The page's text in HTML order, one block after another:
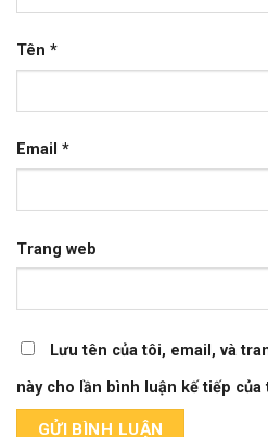
Tên *
Email *
Trang web
Lưu tên của tôi, email, và
này cho lần bình luận kế tiếp của